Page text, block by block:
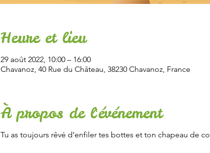
Heure et lieu
29 août 2022, 10:00 – 16:00
Chavanoz, 40 Rue du Château, 38230 Chavanoz, France
À propos de l'événement
Tu as toujours rêvé d’enfiler tes bottes et ton chapeau de